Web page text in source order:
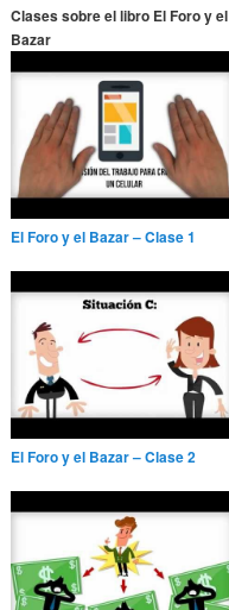
r
Clases sobre el libro El Foro y el
Bazar
El Foro y el Bazar – Clase 1
El Foro y el Bazar – Clase 2